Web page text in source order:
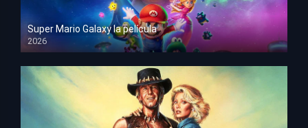
Super Mario Galaxy la película
2026
HD 1080p